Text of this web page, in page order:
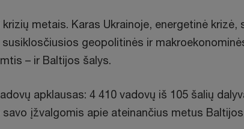
metais. Karas Ukrainoje, energetinė krizė,
geopolitinės ir
– ir Baltijos šalys.
apklausas: 4 410 vadovų iš 105 šalių
įžvalgomis apie ateinančius metus Baltijos